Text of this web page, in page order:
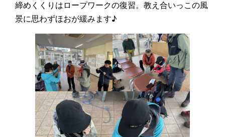
締めくくりはロープワークの復習。教え合いっこの風
景に思わずほおが緩みます♪